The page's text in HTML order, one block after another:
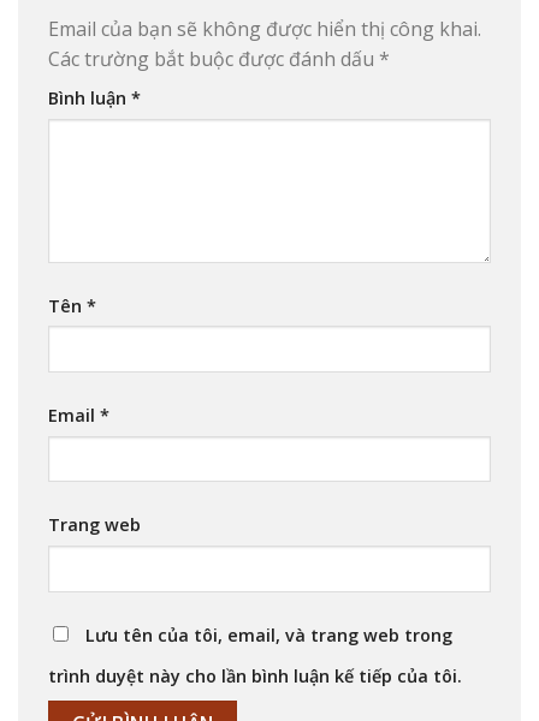
Email của bạn sẽ không được hiển thị công khai.
Các trường bắt buộc được đánh dấu *
Bình luận *
Tên *
Email *
Trang web
Lưu tên của tôi, email, và trang web trong
trình duyệt này cho lần bình luận kế tiếp của tôi.